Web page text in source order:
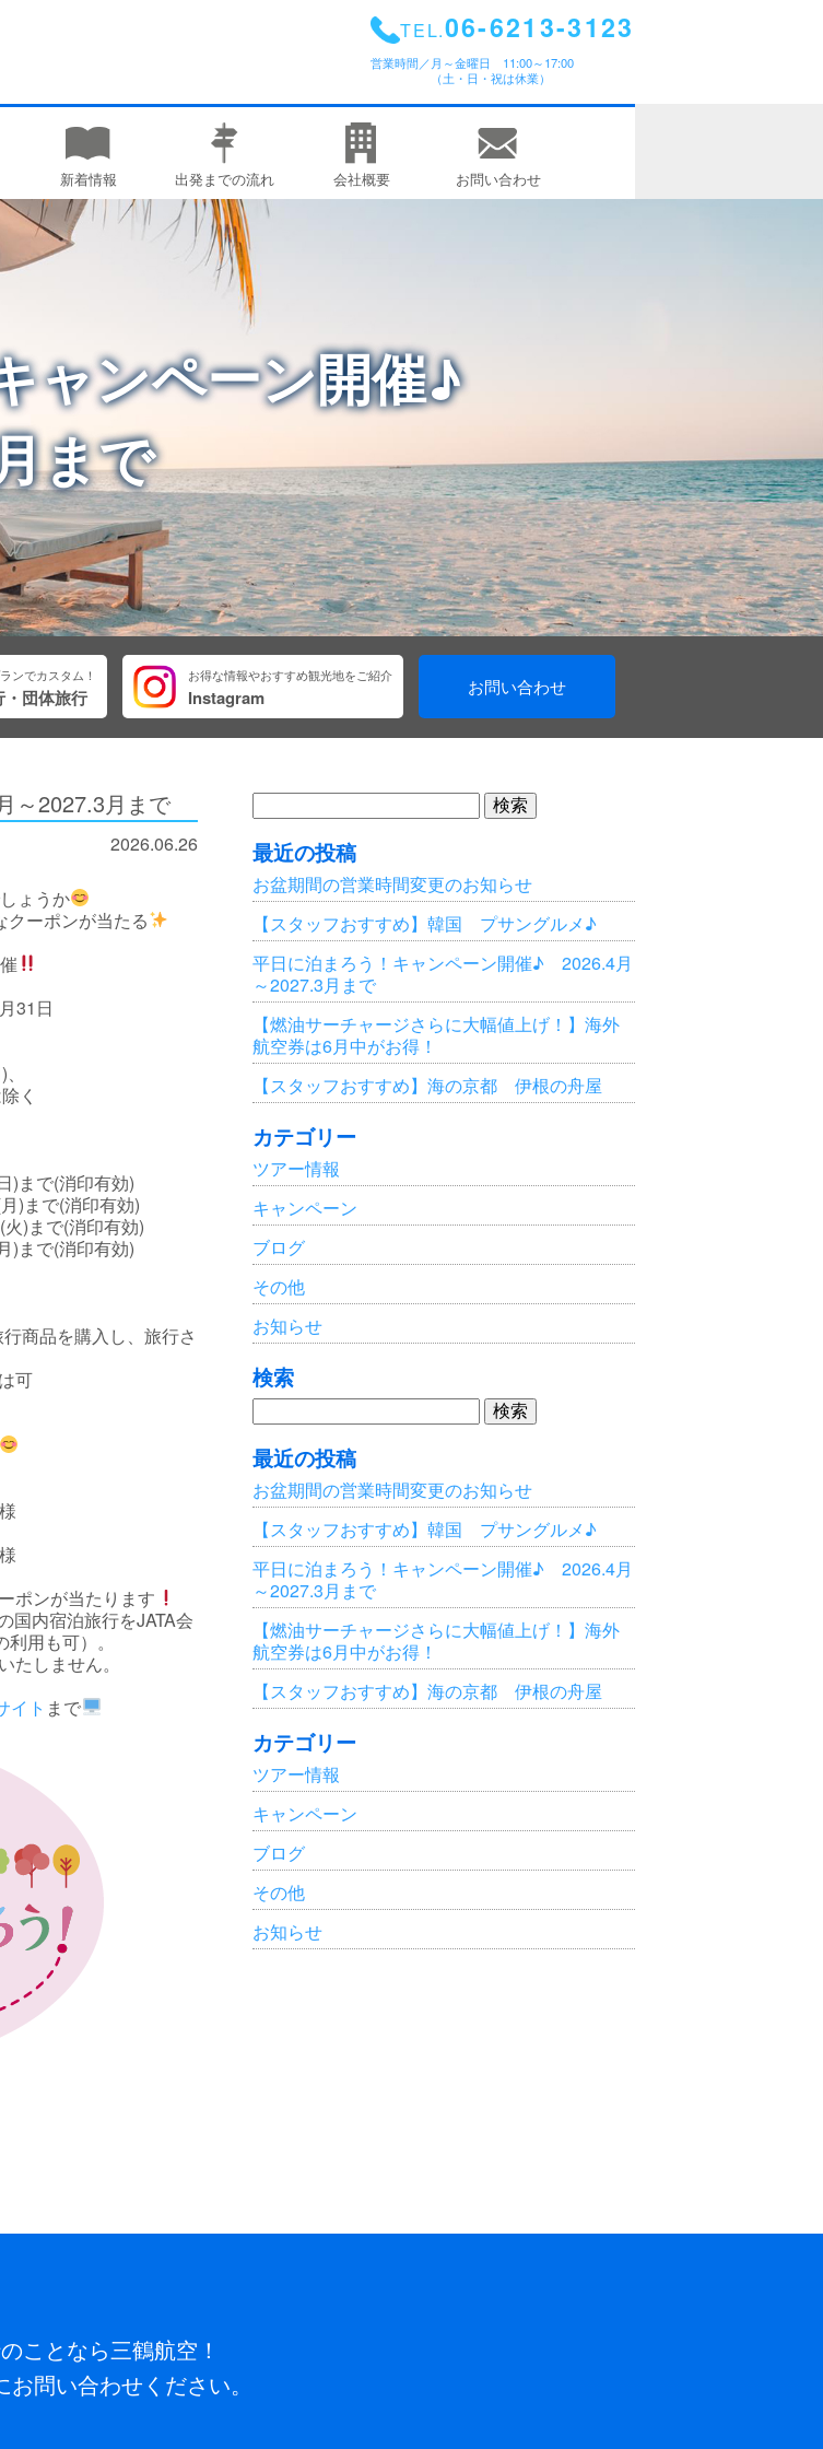
TEL.06-6213-3123
営業時間／ 月～金曜日 11:00～17:00
（土・日・祝は休業）
新着情報 出発までの流れ 会社概要 お問い合わせ
ャンペーン開催♪
まで
ンでカスタム！
団体旅行
お得な情報やおすすめ観光地をご紹介
Instagram お問い合わせ
～2027.3月まで
2026.06.26
ょうか
ーポンが当たる
31日
く
)まで(消印有効)
)まで(消印有効)
火)まで(消印有効)
)まで(消印有効)
商品を購入し、旅行さ
可
ポンが当たります
国内宿泊旅行をJATA会
用も可）。
しません。
イト まで
検
索:
最近の投稿
お盆期間の営業時間変更のお知らせ
【スタッフおすすめ】韓国 プサングルメ♪
平日に泊まろう！キャンペーン開催♪ 2026.4月
～2027.3月まで
【燃油サーチャージさらに大幅値上げ！】海外
航空券は6月中がお得！
【スタッフおすすめ】海の京都 伊根の舟屋
カテゴリー
ツアー情報
キャンペーン
ブログ
その他
お知らせ
検索
検
索:
最近の投稿
お盆期間の営業時間変更のお知らせ
【スタッフおすすめ】韓国 プサングルメ♪
平日に泊まろう！キャンペーン開催♪ 2026.4月
～2027.3月まで
【燃油サーチャージさらに大幅値上げ！】海外
航空券は6月中がお得！
【スタッフおすすめ】海の京都 伊根の舟屋
カテゴリー
ツアー情報
キャンペーン
ブログ
その他
お知らせ
ことなら三鶴航空！
お問い合わせください。